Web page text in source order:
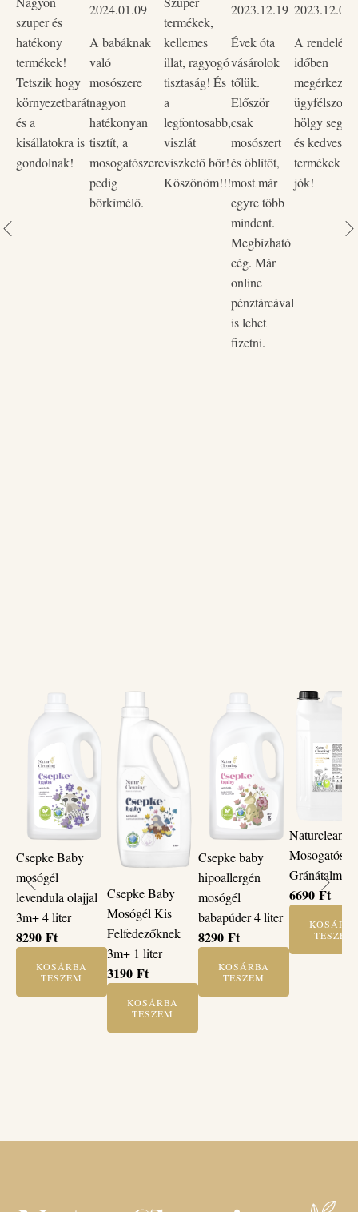
hőmérsékleten.
szuper és
hatékony
termékek!
Tetszik hogy
környezetbarát
és a
kisállatokra is
gondolnak!
2024.01.09
A babáknak
való
mosószere
nagyon
hatékonyan
tisztít, a
mosogatószere
pedig
bőrkímélő.
termékek,
kellemes
illat, ragyogó
tisztaság! És
a
legfontosabb,
viszlát
viszkető bőr!
Köszönöm!!!
2023.12.19
Évek óta
vásárolok
tőlük.
Először
csak
mosószert
és öblítőt,
most már
egyre több
mindent.
Megbízható
cég. Már
online
pénztárcával
is lehet
fizetni.
2023.12.02
A
időben
hölgy
és kedves
termékek
jók!
Csepke Baby
mosógél
levendula olajjal
3m+ 4 liter
8290 Ft
KOSÁRBA
TESZEM
Csepke Baby
Mosógél Kis
Felfedezőknek
3m+ 1 liter
3190 Ft
KOSÁRBA
TESZEM
Csepke baby
hipoallergén
mosógél
babapúder 4 liter
8290 Ft
KOSÁRBA
TESZEM
Gránátalma
6690 Ft
TESZEM